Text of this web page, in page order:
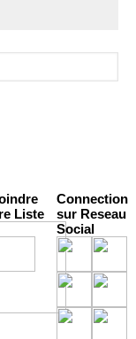
Liste
Connection
sur Reseau
Social